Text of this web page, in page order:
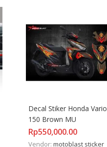
Decal Stiker Honda Vario
150 Brown MU
Rp550,000.00
Vendor: motoblast sticker